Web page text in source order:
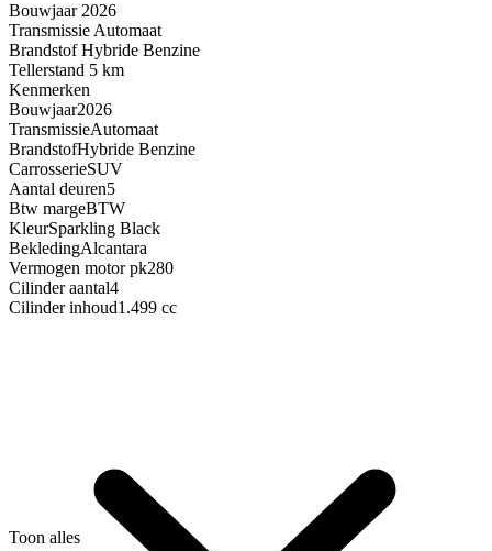
Bouwjaar 2026
Transmissie Automaat
Brandstof Hybride Benzine
Tellerstand 5 km
Kenmerken
Bouwjaar2026
TransmissieAutomaat
BrandstofHybride Benzine
CarrosserieSUV
Aantal deuren5
Btw margeBTW
KleurSparkling Black
BekledingAlcantara
Vermogen motor pk280
Cilinder aantal4
Cilinder inhoud1.499 cc
Toon alles